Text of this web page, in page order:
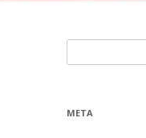
for:
META